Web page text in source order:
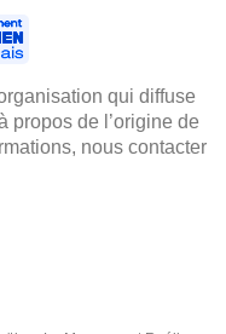
qui diffuse
propos de l’origine de
nous contacter